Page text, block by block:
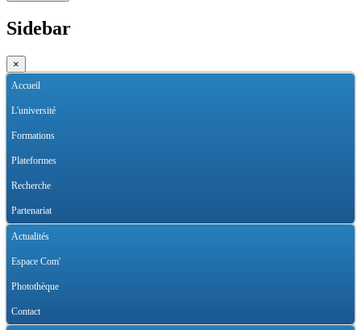
Sidebar
×
Accueil
L'université
Formations
Plateformes
Recherche
Partenariat
Actualités
Espace Com'
Photothèque
Contact